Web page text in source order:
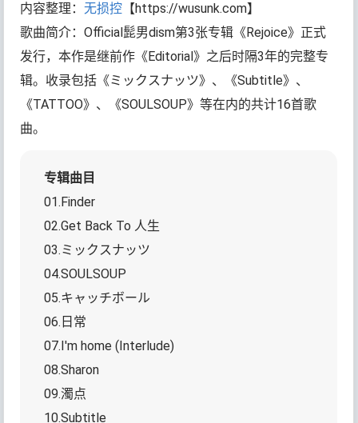
内容整理：无损控 【https://wusunk.com】
歌曲简介：Official髭男dism第3张专辑《Rejoice》正式
发行，本作是继前作《Editorial》之后时隔3年的完整专
辑。收录包括《ミックスナッツ》、《Subtitle》、
《TATTOO》、《SOULSOUP》等在内的共计16首歌
曲。
专辑曲目
01.Finder
02.Get Back To 人生
03.ミックスナッツ
04.SOULSOUP
05.キャッチボール
06.日常
07.I'm home (Interlude)
08.Sharon
09.濁点
10.Subtitle